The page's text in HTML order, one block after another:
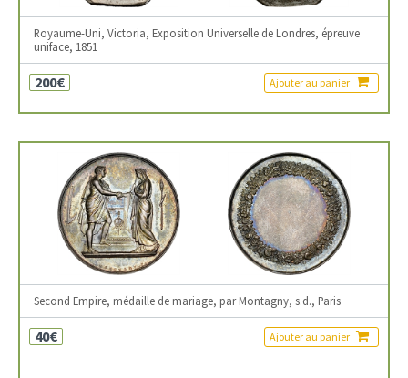
Royaume-Uni, Victoria, Exposition Universelle de Londres, épreuve
uniface, 1851
200€ Ajouter au panier
Second Empire, médaille de mariage, par Montagny, s.d., Paris
40€ Ajouter au panier